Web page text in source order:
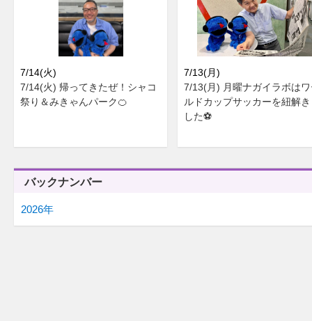
7/14(火)
7/14(火) 帰ってきたぜ！シャコ
祭り＆みきゃんパーク🍊
7/13(月)
7/13(月) 月曜ナガイラボは
ルドカップサッカーを紐解
した⚽
バックナンバー
2026年